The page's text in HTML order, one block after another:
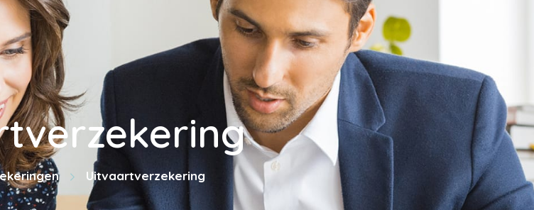
Uitvaartverzekering